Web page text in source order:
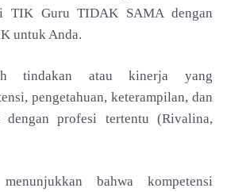
TIK Guru TIDAK SAMA dengan
untuk Anda.
tindakan atau kinerja yang
pengetahuan, keterampilan, dan
profesi tertentu (Rivalina,
bahwa kompetensi